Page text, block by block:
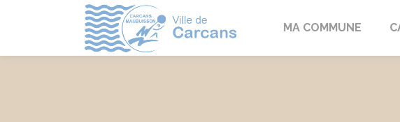
CarcansMA COMMUNE